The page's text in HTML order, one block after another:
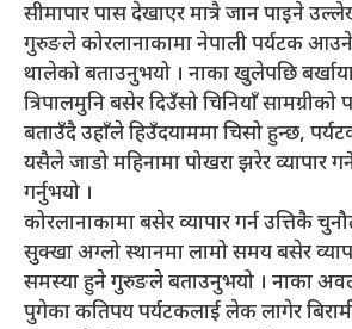
सीमापार पास देखाएर मात्रै जान पाइने
गुरुङले कोरलानाकामा नेपाली पर्यटक
थालेको बताउनुभयो । नाका खुलेपछि
त्रिपालमुनि बसेर दिउँसो चिनियाँ
बताउँदै उहाँले हिउँदयाममा चिसो हुन्छ,
यसैले जाडो महिनामा पोखरा झरेर व्यापार
गर्नुभयो ।
कोरलानाकामा बसेर व्यापार गर्न उत्तिकै
सुक्खा अग्लो स्थानमा लामो समय बसेर
समस्या हुने गुरुङले बताउनुभयो । नाका
पुगेका कतिपय पर्यटकलाई लेक लागेर